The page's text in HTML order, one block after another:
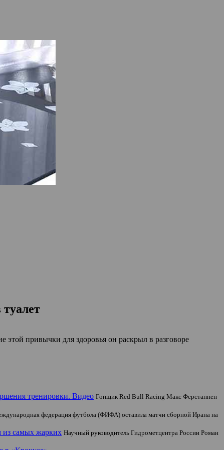
этой привычки для здоровья он раскрыл в разговоре
тренировки. Видео Гонщик Red Bull Racing Макс Ферстаппен
федерация футбола (ФИФА) оставила матчи сборной Ирана на
из самых жарких Научный руководитель Гидрометцентра России Роман